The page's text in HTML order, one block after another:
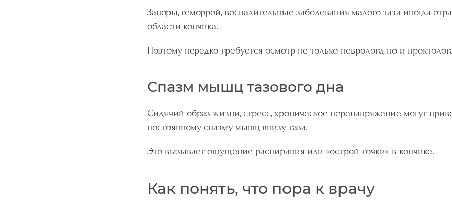
Запоры, геморрой, воспалительные заболевания малого таза иногда
области копчика.
Поэтому нередко требуется осмотр не только невролога, но и
Спазм мышц тазового дна
Сидячий образ жизни, стресс, хроническое перенапряжение могут
постоянному спазму мышц внизу таза.
Это вызывает ощущение распирания или «острой точки» в копчике.
Как понять, что пора к врачу